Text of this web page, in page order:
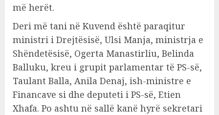
më herët.
Deri më tani në Kuvend është paraqitur
ministri i Drejtësisë, Ulsi Manja, ministrja e
Shëndetësisë, Ogerta Manastirliu, Belinda
Balluku, kreu i grupit parlamentar të PS-së,
Taulant Balla, Anila Denaj, ish-ministre e
Financave si dhe deputeti i PS-së, Etien
Xhafa. Po ashtu në sallë kanë hyrë sekretari